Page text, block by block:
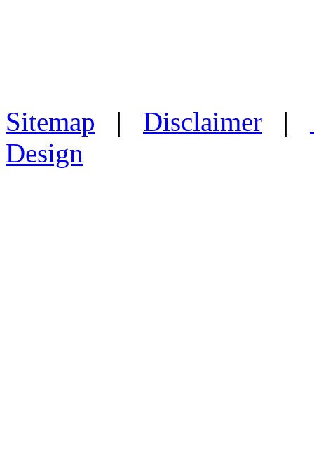
Sitemap | Disclaimer |
Design